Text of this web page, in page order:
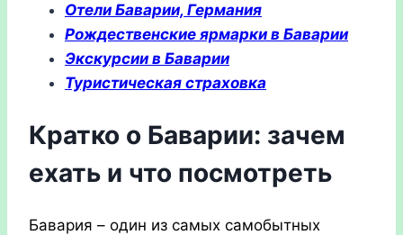
Отели Баварии, Германия
Рождественские ярмарки в Баварии
Экскурсии в Баварии
Туристическая страховка
Кратко о Баварии: зачем
ехать и что посмотреть
Бавария – один из самых самобытных